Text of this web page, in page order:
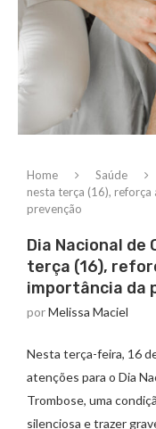
Home Saúde
nesta terça (16),
prevenção
Dia Nacional de
terça (16),
importância da
porMelissa Maciel
Nesta terça-feira, 16
atenções para o Dia
Trombose, uma
silenciosa e trazer